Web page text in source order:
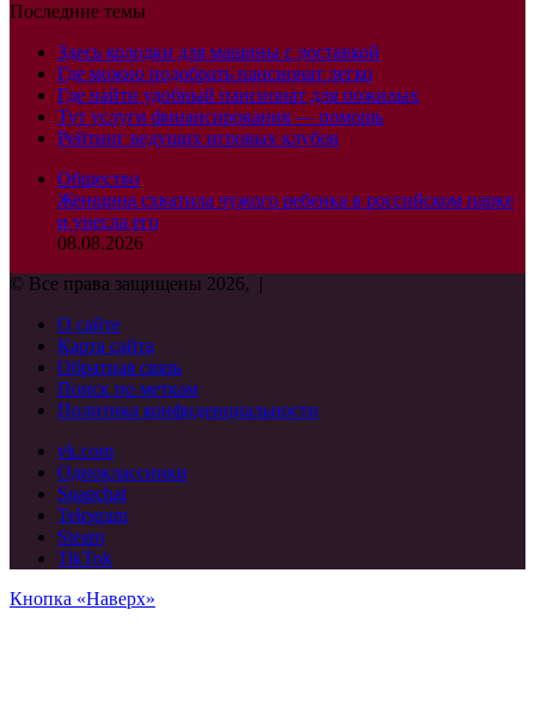
Последние темы
Здесь колодки для машины с доставкой
Где можно подобрать пансионат легко
Где найти удобный пансионат для пожилых
Тут услуги финансирования — помощь
Рейтинг ведущих игровых клубов
Общество
Женщина схватила чужого ребенка в российском парке
и унесла его
08.08.2026
© Все права защищены 2026, |
О сайте
Карта сайта
Обратная связь
Поиск по меткам
Политика конфиденциальности
vk.com
Одноклассники
Snapchat
Telegram
Steam
TikTok
Кнопка «Наверх»